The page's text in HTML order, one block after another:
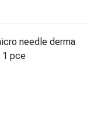
needle derma
1 pce